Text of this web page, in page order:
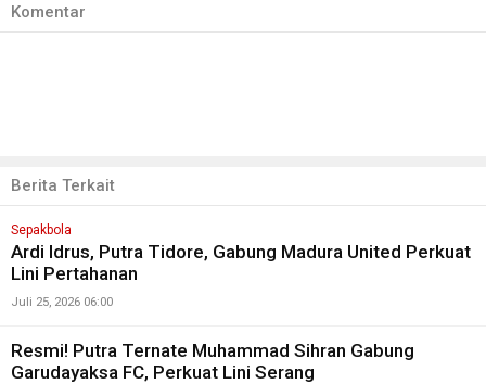
Komentar
Berita Terkait
Sepakbola
Ardi Idrus, Putra Tidore, Gabung Madura United Perkuat
Lini Pertahanan
Juli 25, 2026 06:00
Resmi! Putra Ternate Muhammad Sihran Gabung
Garudayaksa FC, Perkuat Lini Serang